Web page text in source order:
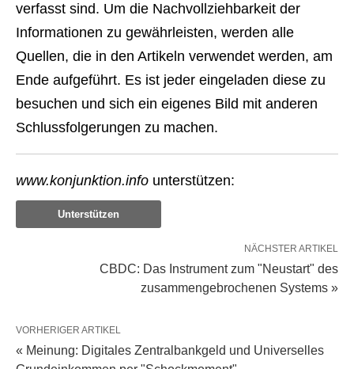
verfasst sind. Um die Nachvollziehbarkeit der
Informationen zu gewährleisten, werden alle
Quellen, die in den Artikeln verwendet werden, am
Ende aufgeführt. Es ist jeder eingeladen diese zu
besuchen und sich ein eigenes Bild mit anderen
Schlussfolgerungen zu machen.
www.konjunktion.info unterstützen:
Unterstützen
NÄCHSTER ARTIKEL
CBDC: Das Instrument zum "Neustart" des
zusammengebrochenen Systems »
VORHERIGER ARTIKEL
« Meinung: Digitales Zentralbankgeld und Universelles